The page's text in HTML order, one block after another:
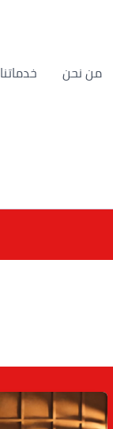
من نحن خدماتنا